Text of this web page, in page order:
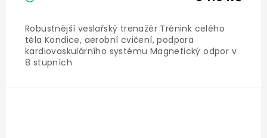
Robustnější veslařský trenažér Trénink celého
těla Kondice, aerobní cvičení, podpora
kardiovaskulárního systému Magnetický odpor v
8 stupních